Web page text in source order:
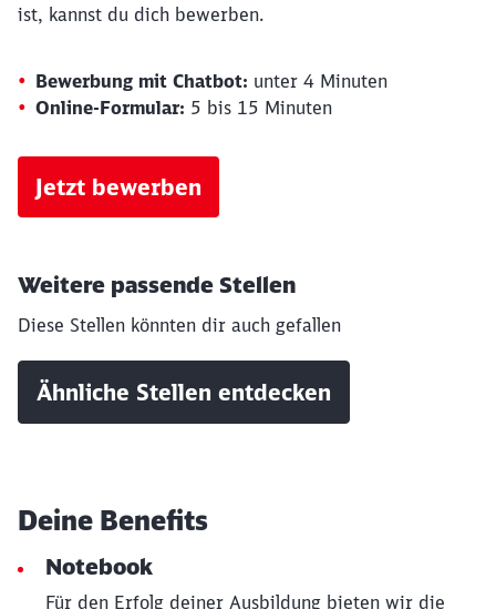
ist, kannst du dich bewerben.
Bewerbung mit Chatbot: unter 4 Minuten
Online-Formular: 5 bis 15 Minuten
Jetzt bewerben
Weitere passende Stellen
Diese Stellen könnten dir auch gefallen
Ähnliche Stellen entdecken
Deine Benefits
Notebook
Für den Erfolg deiner Ausbildung bieten wir die
Möchten Sie zu
werden?